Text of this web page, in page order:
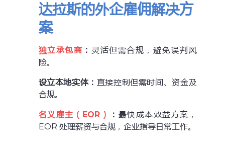
达拉斯的外企雇佣解决方
案
独立承包商 ： 灵活但需合规，避免误判风
险。
设立本地实体： 直接控制但需时间、资金及
合规。
名义雇主（EOR） ： 最快成本效益方案，
EOR 处理薪资与合规，企业指导日常工作。